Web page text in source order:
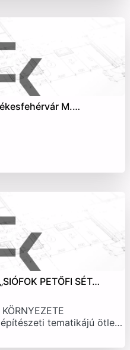
M.…
PETŐFI SÉT…
építészeti tematikájú ötle…